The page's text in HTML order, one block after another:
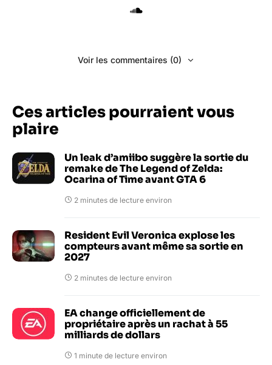
Voir les commentaires (0)
Ces articles pourraient vous
plaire
Un leak d’amiibo suggère la sortie du
remake de The Legend of Zelda:
Ocarina of Time avant GTA 6
2 minutes de lecture environ
Resident Evil Veronica explose les
compteurs avant même sa sortie en
2027
2 minutes de lecture environ
EA change officiellement de
propriétaire après un rachat à 55
milliards de dollars
1 minute de lecture environ